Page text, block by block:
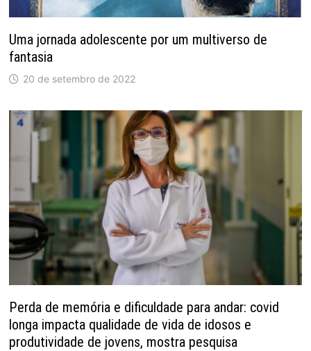
Uma jornada adolescente por um multiverso de
fantasia
20 de setembro de 2022
Perda de memória e dificuldade para andar: covid
longa impacta qualidade de vida de idosos e
produtividade de jovens, mostra pesquisa